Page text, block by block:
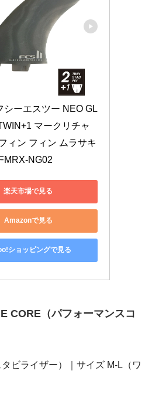
シーエスツー NEO GL
マークリチャ
ィン フィン ムラサキ
NG02
楽天市場で見る
Amazonで見る
ショッピングで見る
CORE（パフォーマンスコ
ビライザー）｜サイズ M-L（ワ